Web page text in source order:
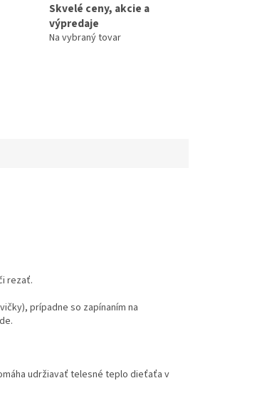
Skvelé ceny, akcie a
výpredaje
Na vybraný tovar
rezať.
prípadne so zapínaním na
udržiavať telesné teplo dieťaťa v